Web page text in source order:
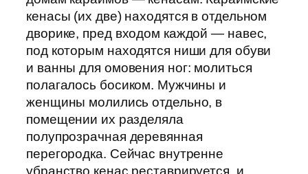
кенасы (их две) находятся в отдельном
дворике, пред входом каждой — навес,
под которым находятся ниши для обуви
и ванны для омовения ног: молиться
полагалось босиком. Мужчины и
женщины молились отдельно, в
помещении их разделяла
полупрозрачная деревянная
перегородка. Сейчас внутренне
убранство кенас реставрируется, и,